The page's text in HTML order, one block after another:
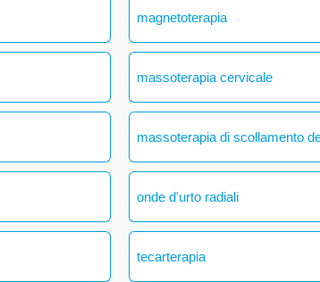
magnetoterapia
massoterapia cervicale
massoterapia di scollamento
onde d'urto radiali
tecarterapia